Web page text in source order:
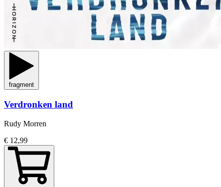
fragment
Verdronken land
Rudy Morren
€ 12,99